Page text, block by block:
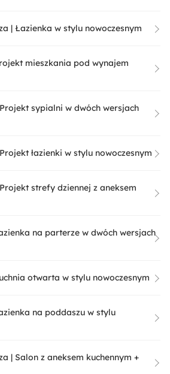
| Łazienka w stylu nowoczesnym
mieszkania pod wynajem
sypialni w dwóch wersjach
łazienki w stylu nowoczesnym
strefy dziennej z aneksem
na parterze w dwóch wersjach
otwarta w stylu nowoczesnym
na poddaszu w stylu
| Salon z aneksem kuchennym +